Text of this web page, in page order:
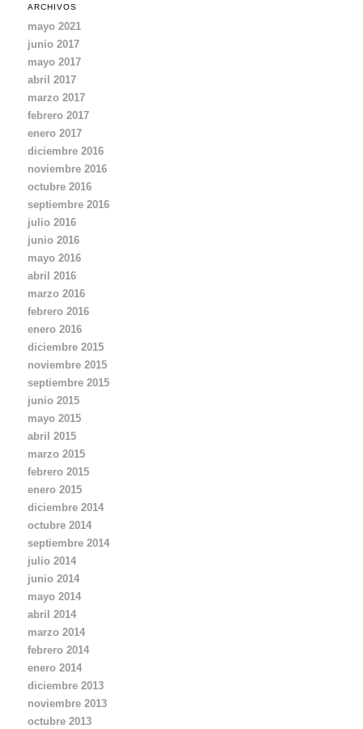
c
i
ó
n
d
e
e
l
ARCHIVOS
mayo 2021
junio 2017
mayo 2017
abril 2017
marzo 2017
febrero 2017
enero 2017
diciembre 2016
noviembre 2016
octubre 2016
septiembre 2016
julio 2016
junio 2016
mayo 2016
abril 2016
marzo 2016
febrero 2016
enero 2016
diciembre 2015
noviembre 2015
septiembre 2015
junio 2015
mayo 2015
abril 2015
marzo 2015
febrero 2015
enero 2015
diciembre 2014
octubre 2014
septiembre 2014
julio 2014
junio 2014
mayo 2014
abril 2014
marzo 2014
febrero 2014
enero 2014
diciembre 2013
noviembre 2013
octubre 2013